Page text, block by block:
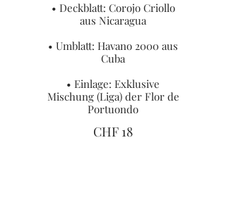
• Deckblatt: Corojo Criollo
aus Nicaragua
• Umblatt: Havano 2000 aus
Cuba
• Einlage: Exklusive
Mischung (Liga) der Flor de
Portuondo
CHF 18